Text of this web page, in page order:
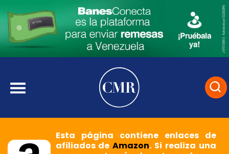
Esta página contiene enlaces de
afiliados deAmazon. Si realiza una